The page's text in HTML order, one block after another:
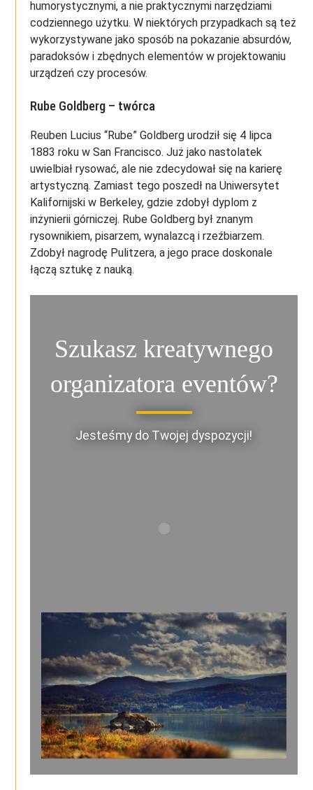
humorystycznymi, a nie praktycznymi narzędziami
codziennego użytku. W niektórych przypadkach są też
wykorzystywane jako sposób na pokazanie absurdów,
paradoksów i zbędnych elementów w projektowaniu
urządzeń czy procesów.
Rube Goldberg – twórca
Reuben Lucius “Rube” Goldberg urodził się 4 lipca
1883 roku w San Francisco. Już jako nastolatek
uwielbiał rysować, ale nie zdecydował się na karierę
artystyczną. Zamiast tego poszedł na Uniwersytet
Kalifornijski w Berkeley, gdzie zdobył dyplom z
inżynierii górniczej. Rube Goldberg był znanym
rysownikiem, pisarzem, wynalazcą i rzeźbiarzem.
Zdobył nagrodę Pulitzera, a jego prace doskonale
łączą sztukę z nauką.
Szukasz kreatywnego
organizatora eventów?
Jesteśmy do Twojej dyspozycji!